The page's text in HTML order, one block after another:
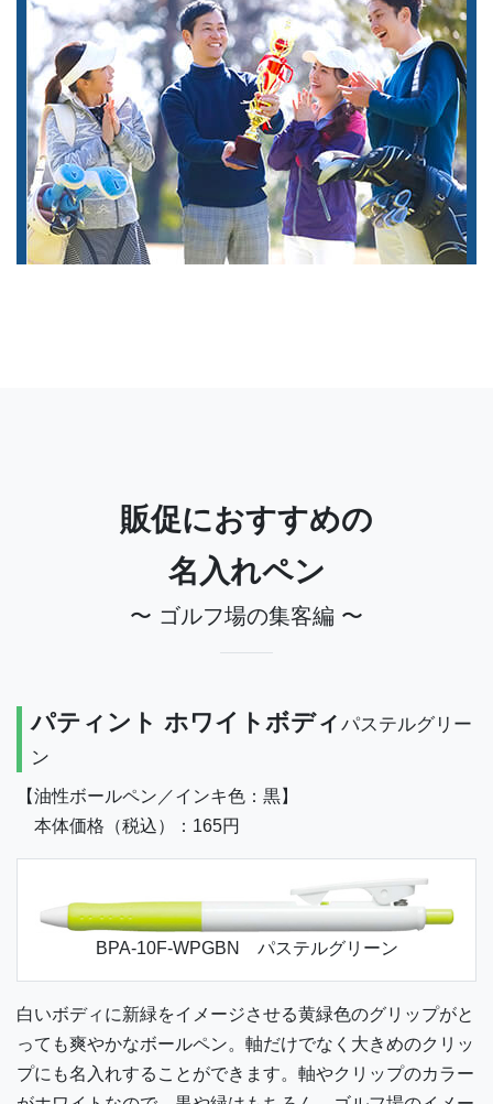
販促におすすめの
名入れペン
〜 ゴルフ場の集客編 〜
パティント ホワイトボディ パステルグリー
ン
【油性ボールペン／インキ色：黒】
本体価格（税込）：165円
BPA-10F-WPGBN パステルグリーン
白いボディに新緑をイメージさせる黄緑色のグリップがと
っても爽やかなボールペン。軸だけでなく大きめのクリッ
プにも名入れすることができます。軸やクリップのカラー